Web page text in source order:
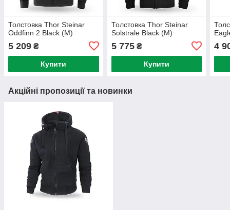
Толстовка Thor Steinar
Oddfinn 2 Black (M)
5 209 ₴
Купити
Толстовка Thor Steinar
Solstrale Black (M)
5 775₴
Купити
4
Акційні пропозиції та новинки